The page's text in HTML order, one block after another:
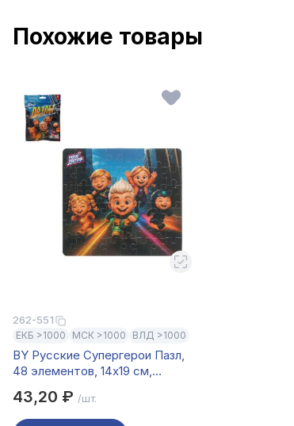
Похожие товары
262-551
ЕКБ >1000 МСК >1000 ВЛД >1000
BY Русские Супергерои Пазл,
48 элементов, 14x19 см,
43,20 ₽ /шт.